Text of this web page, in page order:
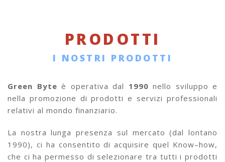
PRODOTTI
I NOSTRI PRODOTTI
Green Byte è operativa dal 1990 nello sviluppo e
nella promozione di prodotti e servizi professionali
relativi al mondo finanziario.
La nostra lunga presenza sul mercato (dal lontano
1990), ci ha consentito di acquisire quel Know–how,
che ci ha permesso di selezionare tra tutti i prodotti